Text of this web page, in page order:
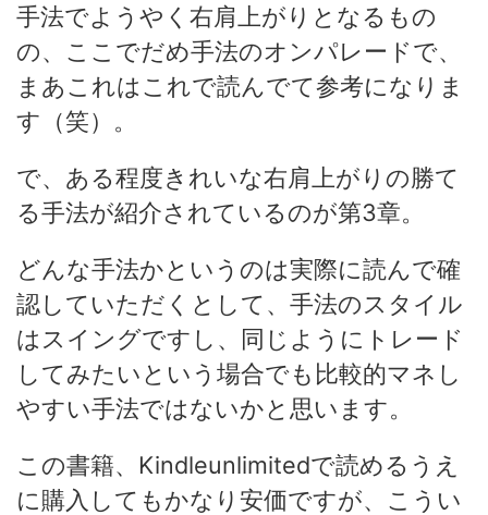
手法でようやく右肩上がりとなるもの
の、ここでだめ手法のオンパレードで、
まあこれはこれで読んでて参考になりま
す（笑）。
で、ある程度きれいな右肩上がりの勝て
る手法が紹介されているのが第3章。
どんな手法かというのは実際に読んで確
認していただくとして、手法のスタイル
はスイングですし、同じようにトレード
してみたいという場合でも比較的マネし
やすい手法ではないかと思います。
この書籍、Kindleunlimitedで読めるうえ
に購入してもかなり安価ですが、こうい